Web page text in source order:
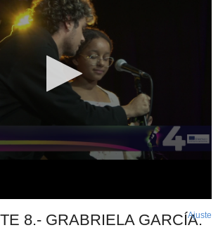
8.- GRABRIELA GARCÍA.
Ajuste